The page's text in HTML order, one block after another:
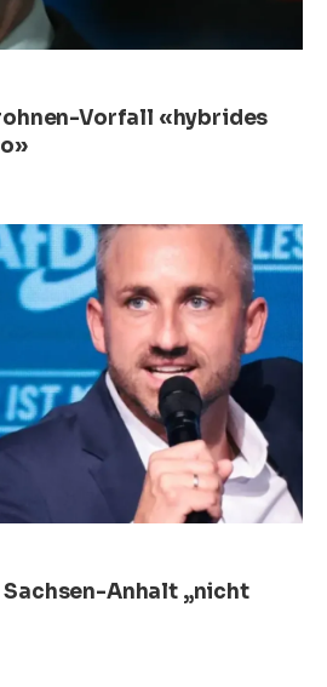
Vorfall «hybrides
Anhalt „nicht